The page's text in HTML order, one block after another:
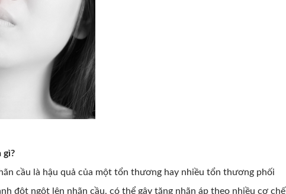
gì?
cầu là hậu quả của một tổn thương hay nhiều tổn thương phối
đột ngột lên nhãn cầu, có thể gây tăng nhãn áp theo nhiều cơ chế